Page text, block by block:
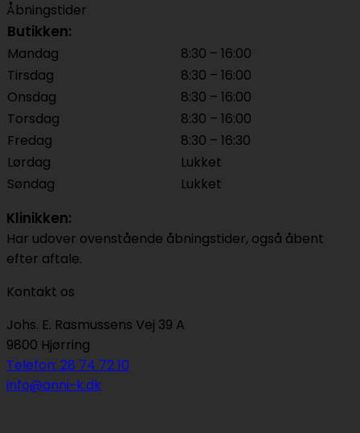
Åbningstider
Butikken:
Mandag
8:30 – 16:00
Tirsdag
8:30 – 16:00
Onsdag
8:30 – 16:00
Torsdag
8:30 – 16:00
Fredag
8:30 – 16:30
Lørdag
Lukket
Søndag
Lukket
Klinikken:
Har udover ovenstående åbningstider, også åbent
efter aftale.
Kontakt os
Johs. E. Rasmussens Vej 39 A
9800 Hjørring
Telefon: 28 74 72 10
info@anni-k.dk